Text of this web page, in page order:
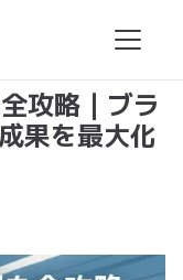
攻略｜ブラ
果を最大化